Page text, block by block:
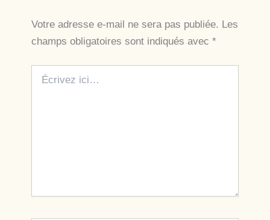
Votre adresse e-mail ne sera pas publiée. Les
champs obligatoires sont indiqués avec *
ici…